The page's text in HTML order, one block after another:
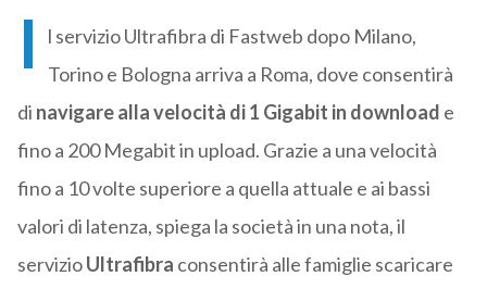
I
l servizio Ultrafibra di Fastweb dopo Milano,
Torino e Bologna arriva a Roma, dove consentirà
di navigare alla velocità di 1 Gigabit in download e
fino a 200 Megabit in upload. Grazie a una velocità
fino a 10 volte superiore a quella attuale e ai bassi
valori di latenza, spiega la società in una nota, il
servizioUltrafibra consentirà alle famiglie scaricare